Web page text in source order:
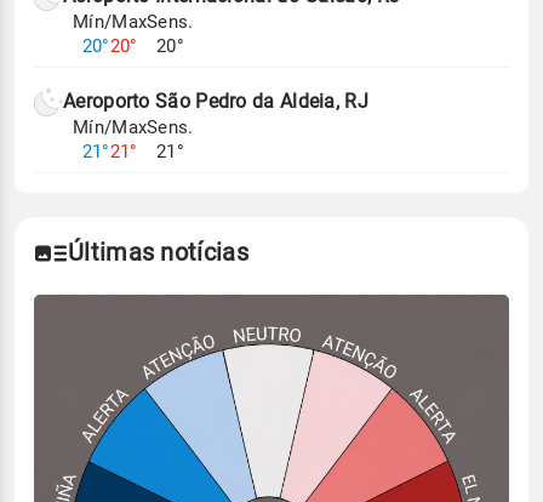
Mín/Max
20°20°
Sens.
20°
Aeroporto São Pedro da Aldeia, RJ
Mín/Max
21°21°
Sens.
21°
Últimas notícias